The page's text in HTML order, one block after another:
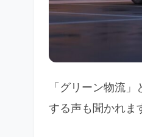
「グリーン物流
する声も聞かれま